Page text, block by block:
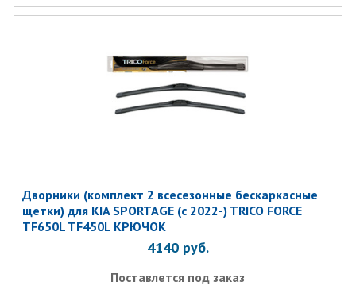
Дворники (комплект 2 всесезонные бескаркасные
щетки) для KIA SPORTAGE (с 2022-) TRICO FORCE
TF650L TF450L КРЮЧОК
4140 руб.
Поставлется под заказ